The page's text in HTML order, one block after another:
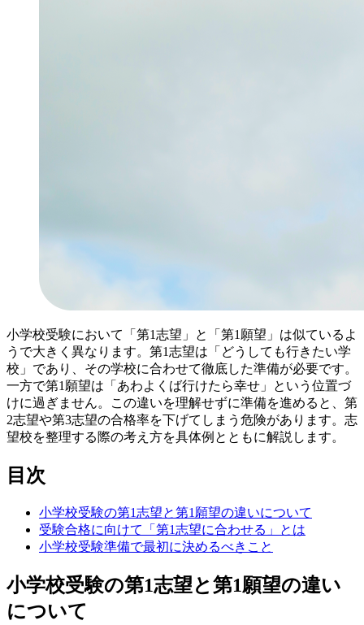
小学校受験において「第1志望」と「第1願望」は似ているよ
うで大きく異なります。第1志望は「どうしても行きたい学
校」であり、その学校に合わせて徹底した準備が必要です。
一方で第1願望は「あわよくば行けたら幸せ」という位置づ
けに過ぎません。この違いを理解せずに準備を進めると、第
2志望や第3志望の合格率を下げてしまう危険があります。志
望校を整理する際の考え方を具体例とともに解説します。
目次
小学校受験の第1志望と第1願望の違いについて
受験合格に向けて「第1志望に合わせる」とは
小学校受験準備で最初に決めるべきこと
小学校受験の第1志望と第1願望の違い
について